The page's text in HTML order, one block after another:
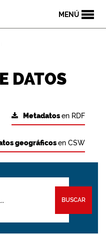
MENÚ
DATOS
Metadatosen RDF
geográficosen CSW
BUSCAR